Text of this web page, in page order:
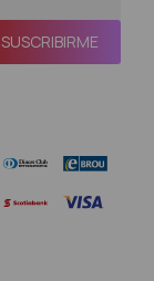
SUSCRIBIRME